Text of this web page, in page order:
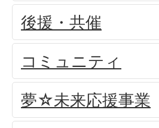
後援・共催
コミュニティ
夢☆未来応援事業